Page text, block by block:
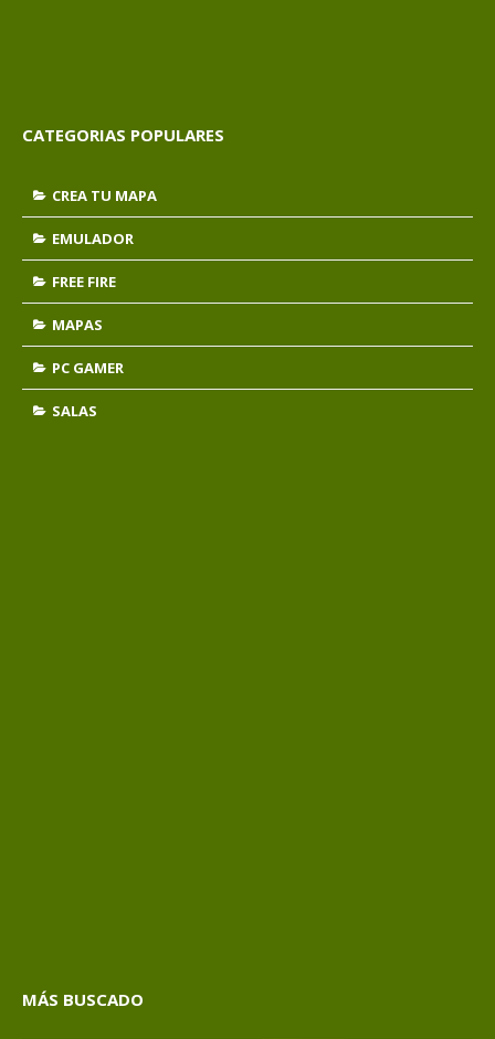
CATEGORIAS POPULARES
CREA TU MAPA
EMULADOR
FREE FIRE
MAPAS
PC GAMER
SALAS
MÁS BUSCADO